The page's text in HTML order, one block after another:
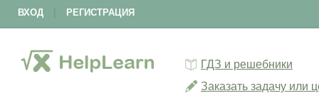
ВХОД РЕГИСТРАЦИЯ
ГДЗ и решебники
Заказать задачу или